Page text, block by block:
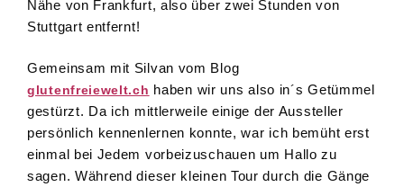
Nähe von Frankfurt, also über zwei Stunden von
Stuttgart entfernt!
Gemeinsam mit Silvan vom Blog
glutenfreiewelt.ch haben wir uns also in´s Getümmel
gestürzt. Da ich mittlerweile einige der Aussteller
persönlich kennenlernen konnte, war ich bemüht erst
einmal bei Jedem vorbeizuschauen um Hallo zu
sagen. Während dieser kleinen Tour durch die Gänge